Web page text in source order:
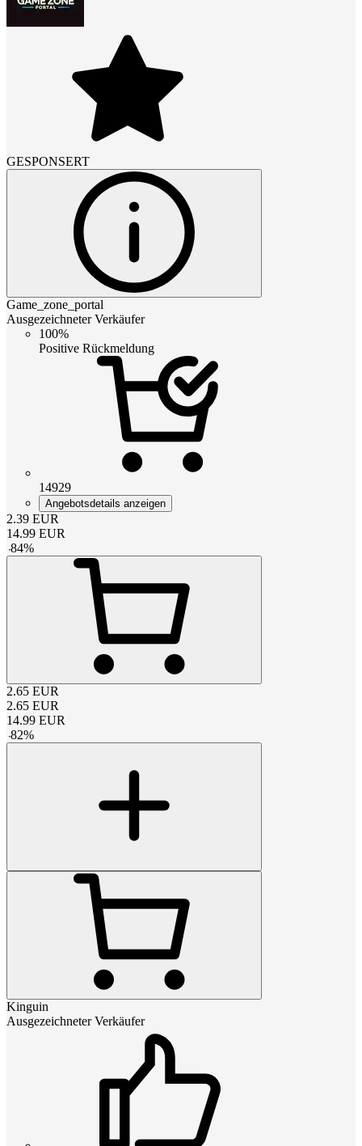
GESPONSERT
Game_zone_portal
Ausgezeichneter Verkäufer
100%
Positive Rückmeldung
14929
Angebotsdetails anzeigen
2.39 EUR
14.99 EUR
-84%
2.65 EUR
2.65 EUR
14.99 EUR
-82%
Kinguin
Ausgezeichneter Verkäufer